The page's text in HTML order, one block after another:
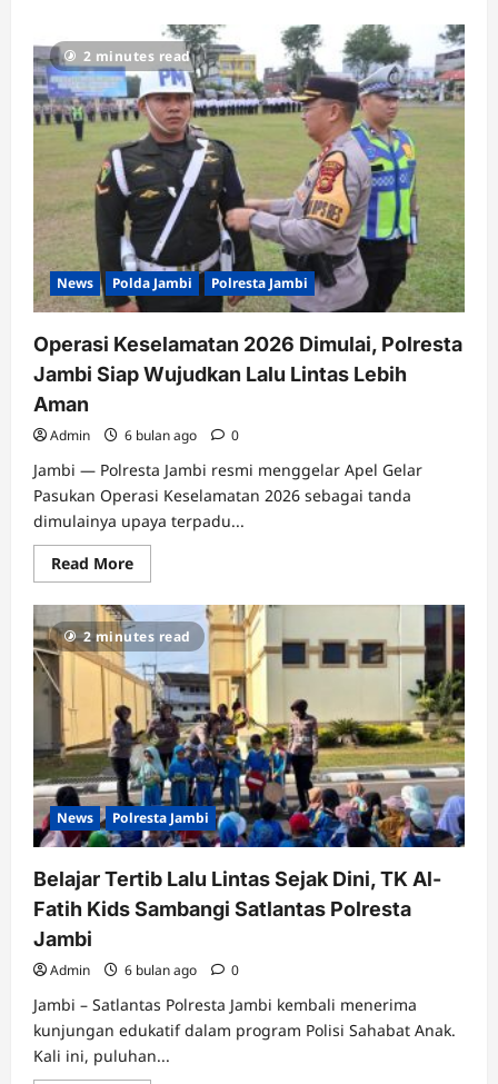
2 minutes read
News Polda Jambi Polresta Jambi
Operasi Keselamatan 2026 Dimulai, Polresta
Jambi Siap Wujudkan Lalu Lintas Lebih
Aman
Admin 6 bulan ago 0
Jambi — Polresta Jambi resmi menggelar Apel Gelar
Pasukan Operasi Keselamatan 2026 sebagai tanda
dimulainya upaya terpadu...
Read MoreRead
more
Operasi
Keselamatan
2026
Dimulai,
Polresta
Jambi
Siap
Wujudkan
Lalu
Lintas
Lebih
Aman
2 minutes read
News Polresta Jambi
Belajar Tertib Lalu Lintas Sejak Dini, TK Al-
Fatih Kids Sambangi Satlantas Polresta
Jambi
Admin 6 bulan ago 0
Jambi – Satlantas Polresta Jambi kembali menerima
kunjungan edukatif dalam program Polisi Sahabat Anak.
Kali ini, puluhan...